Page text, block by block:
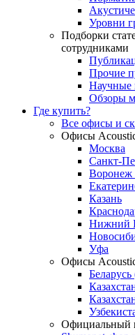
Уровни
Подборки
сотрудниками
Прочие
Научные
Обзоры
Где купить?
Все офисы и
Офисы
Москва
Санкт-
Воронеж
Казань
Нижний
Уфа
Офисы
Официальный